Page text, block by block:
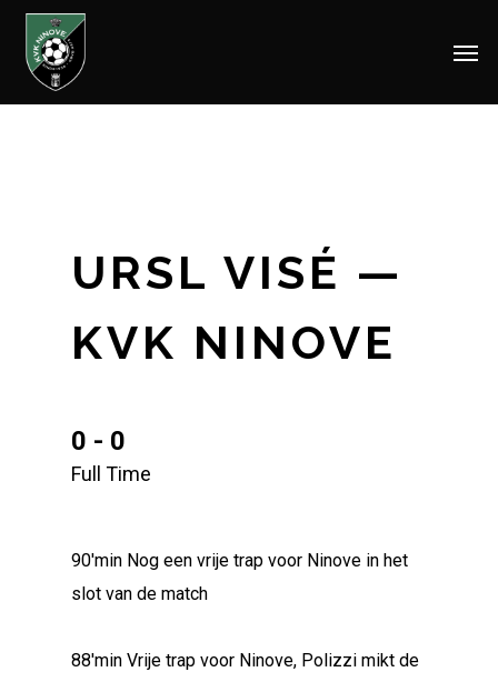
Skip
URSL VISÉ —
KVK NINOVE
0 - 0
Full Time
90'min Nog een vrije trap voor Ninove in het
slot van de match
88'min Vrije trap voor Ninove, Polizzi mikt de